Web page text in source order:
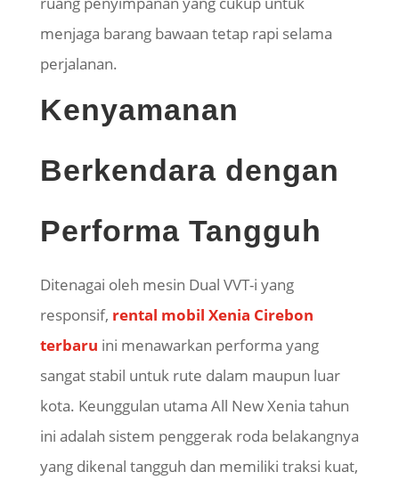
menjaga barang bawaan tetap rapi selama
perjalanan.
Kenyamanan
Berkendara dengan
Performa Tangguh
Ditenagai oleh mesin Dual VVT-i yang
responsif, rental mobil Xenia Cirebon
terbaru ini menawarkan performa yang
sangat stabil untuk rute dalam maupun luar
kota. Keunggulan utama All New Xenia tahun
ini adalah sistem penggerak roda belakangnya
yang dikenal tangguh dan memiliki traksi kuat,